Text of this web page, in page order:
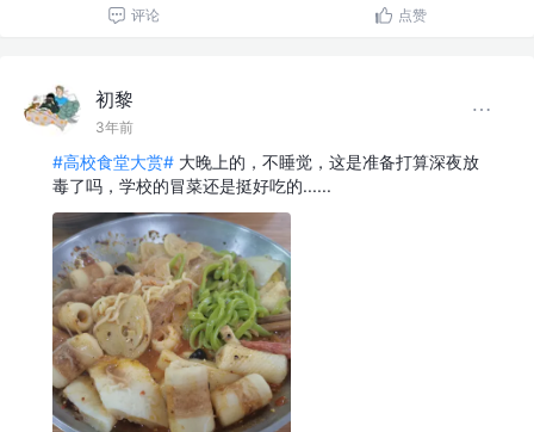
评论 点赞
初黎
3年前
#高校食堂大赏# 大晚上的，不睡觉，这是准备打算深夜放
毒了吗，学校的冒菜还是挺好吃的......